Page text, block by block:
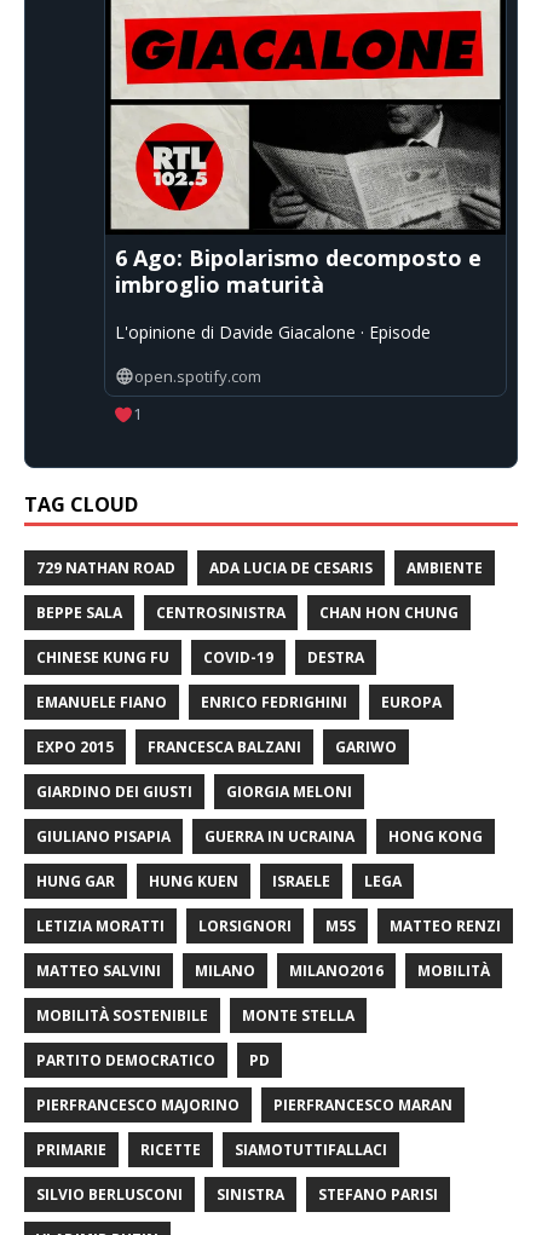
6 Ago: Bipolarismo decomposto e
imbroglio maturità
L'opinione di Davide Giacalone · Episode
open.spotify.com
1
TAG CLOUD
729 NATHAN ROAD ADA LUCIA DE CESARIS AMBIENTE
BEPPE SALA CENTROSINISTRA CHAN HON CHUNG
CHINESE KUNG FU COVID-19 DESTRA
EMANUELE FIANO ENRICO FEDRIGHINI EUROPA
EXPO 2015 FRANCESCA BALZANI GARIWO
GIARDINO DEI GIUSTI GIORGIA MELONI
GIULIANO PISAPIA GUERRA IN UCRAINA HONG KONG
HUNG GAR HUNG KUEN ISRAELE LEGA
LETIZIA MORATTI LORSIGNORI M5S MATTEO RENZI
MATTEO SALVINI MILANO MILANO2016 MOBILITÀ
MOBILITÀ SOSTENIBILE MONTE STELLA
PARTITO DEMOCRATICO PD
PIERFRANCESCO MAJORINO PIERFRANCESCO MARAN
PRIMARIE RICETTE SIAMOTUTTIFALLACI
SILVIO BERLUSCONI SINISTRA STEFANO PARISI